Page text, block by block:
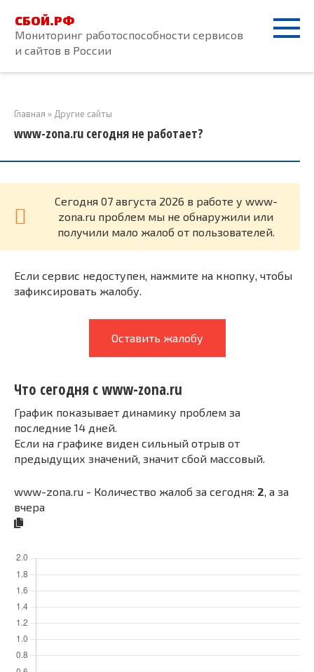
контенту
СБОЙ.РФ
Мониторинг работоспособности сервисов
и сайтов в России
Главная » Другие сайты
www-zona.ru сегодня не работает?
Cегодня 07 августа 2026 в работе у www-
zona.ru проблем мы не обнаружили или
получили мало жалоб от пользователей.
Если сервис недоступен, нажмите на кнопку, чтобы
зафиксировать жалобу.
Оставить жалобу
Что сегодня с www-zona.ru
График показывает динамику проблем за
последние 14 дней.
Если на графике виден сильный отрыв от
предыдущих значений, значит сбой массовый.
www-zona.ru - Количество жалоб за сегодня: 2 , а за
вчера